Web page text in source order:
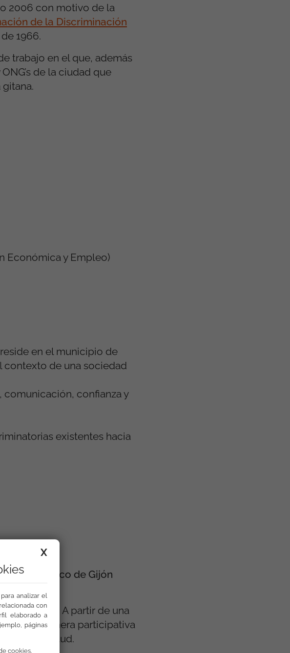
2006 con motivo de la
de la Discriminación
1966.
trabajo en el que, además
de la ciudad que
Económica y Empleo)
en el municipio de
contexto de una sociedad
confianza y
existentes hacia
y Ecológico de Gijón
sostenible". A partir de una
de manera participativa
Roja Juventud.
X
analizar el
con
elaborado a
páginas
cookies.